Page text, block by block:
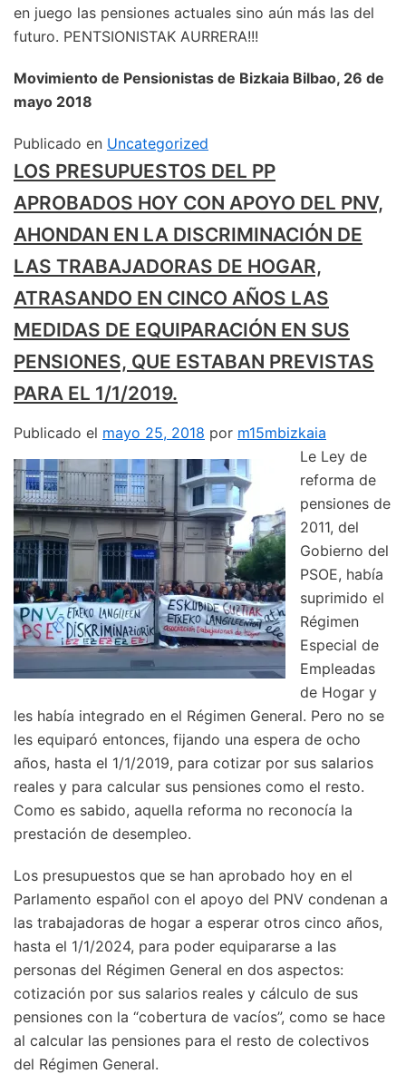
en juego las pensiones actuales sino aún más las del
futuro. PENTSIONISTAK AURRERA!!!
Movimiento de Pensionistas de Bizkaia Bilbao, 26 de
mayo 2018
Publicado en Uncategorized
LOS PRESUPUESTOS DEL PP
APROBADOS HOY CON APOYO DEL PNV,
AHONDAN EN LA DISCRIMINACIÓN DE
LAS TRABAJADORAS DE HOGAR,
ATRASANDO EN CINCO AÑOS LAS
MEDIDAS DE EQUIPARACIÓN EN SUS
PENSIONES, QUE ESTABAN PREVISTAS
PARA EL 1/1/2019.
Publicado el mayo 25, 2018 por m15mbizkaia
Le Ley de
reforma de
pensiones de
2011, del
Gobierno del
PSOE, había
suprimido el
Régimen
Especial de
Empleadas
de Hogar y
les había integrado en el Régimen General. Pero no se
les equiparó entonces, fijando una espera de ocho
años, hasta el 1/1/2019, para cotizar por sus salarios
reales y para calcular sus pensiones como el resto.
Como es sabido, aquella reforma no reconocía la
prestación de desempleo.
Los presupuestos que se han aprobado hoy en el
Parlamento español con el apoyo del PNV condenan a
las trabajadoras de hogar a esperar otros cinco años,
hasta el 1/1/2024, para poder equipararse a las
personas del Régimen General en dos aspectos:
cotización por sus salarios reales y cálculo de sus
pensiones con la “cobertura de vacíos”, como se hace
al calcular las pensiones para el resto de colectivos
del Régimen General.